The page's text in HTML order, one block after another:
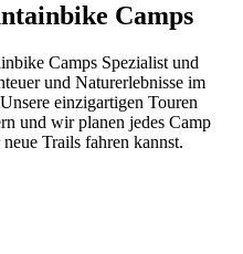
Camps
Camps Spezialist und
und Naturerlebnisse im
einzigartigen Touren
und wir planen jedes Camp
Trails fahren kannst.